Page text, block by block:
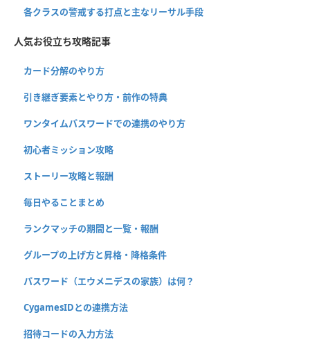
各クラスの警戒する打点と主なリーサル手段
人気お役立ち攻略記事
カード分解のやり方
引き継ぎ要素とやり方・前作の特典
ワンタイムパスワードでの連携のやり方
初心者ミッション攻略
ストーリー攻略と報酬
毎日やることまとめ
ランクマッチの期間と一覧・報酬
グループの上げ方と昇格・降格条件
パスワード（エウメニデスの家族）は何？
CygamesIDとの連携方法
招待コードの入力方法